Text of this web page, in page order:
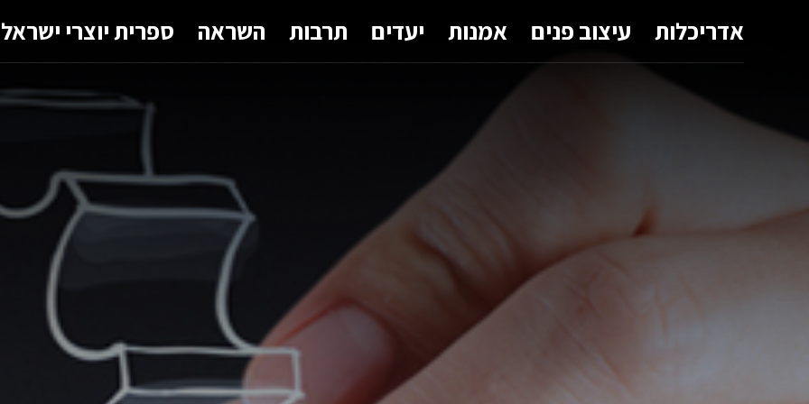
אדריכלות עיצוב פנים אמנות יעדים תרבות השראה ספרית יוצרי ישראל